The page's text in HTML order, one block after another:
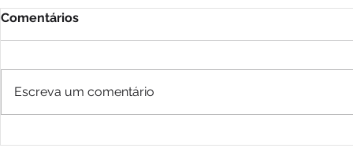
Comentários
Escreva um comentário